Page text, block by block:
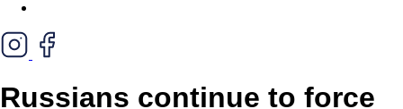
Russians continue to force